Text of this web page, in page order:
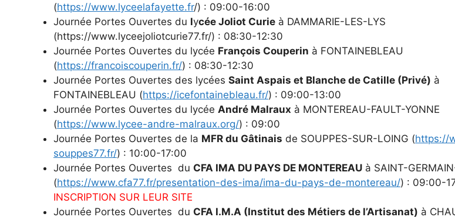
(https://www.lyceelafayette.fr/) : 09:00-16:00
Journée Portes Ouvertes du lycée Joliot Curie à DAMMARIE-LES-LYS
(https://www.lyceejoliotcurie77.fr/) : 08:30-12:30
Journée Portes Ouvertes du lycée François Couperin à FONTAINEBLEAU
(https://francoiscouperin.fr/) : 08:30-12:30
Journée Portes Ouvertes des lycées Saint Aspais et Blanche de Catille (Privé) à
FONTAINEBLEAU (https://icefontainebleau.fr/) : 09:00-13:00
Journée Portes Ouvertes du lycée André Malraux à MONTEREAU-FAULT-YONNE
(https://www.lycee-andre-malraux.org/) : 09:00
Journée Portes Ouvertes de la MFR du Gâtinais de SOUPPES-SUR-LOING (https://
souppes77.fr/) : 10:00-17:00
Journée Portes Ouvertes du CFA IMA DU PAYS DE MONTEREAU à SAINT-
(https://www.cfa77.fr/presentation-des-ima/ima-du-pays-de-montereau/) : 09:00-
INSCRIPTION SUR LEUR SITE
Journée Portes Ouvertes du CFA I.M.A (Institut des Métiers de l’Artisanat) à